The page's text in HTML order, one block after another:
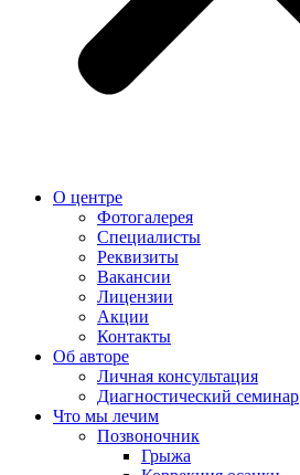
О центре
Фотогалерея
Специалисты
Реквизиты
Вакансии
Лицензии
Акции
Контакты
Об авторе
Личная консультация
Диагностический семинар
Что мы лечим
Позвоночник
Грыжа